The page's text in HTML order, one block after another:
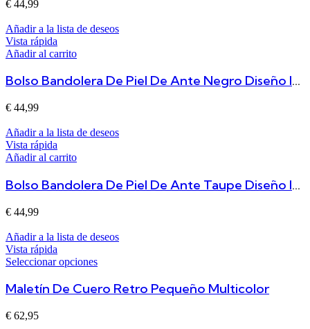
€ 44,99
Añadir a la lista de deseos
Vista rápida
Añadir al carrito
Bolso Bandolera De Piel De Ante Negro Diseño Italiano, Espacioso Y Funcional Will
€ 44,99
Añadir a la lista de deseos
Vista rápida
Añadir al carrito
Bolso Bandolera De Piel De Ante Taupe Diseño Italiano, Espacioso Y Funcional Will
€ 44,99
Añadir a la lista de deseos
Vista rápida
Seleccionar opciones
Maletín De Cuero Retro Pequeño Multicolor
€ 62,95